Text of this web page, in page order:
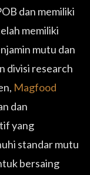
dan memiliki
memiliki
mutu dan
divisi research
Magfood
dan
yang
standar mutu
bersaing